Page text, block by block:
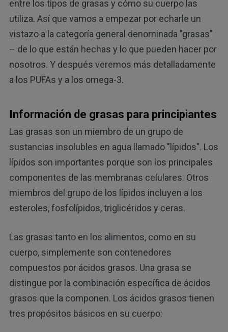
entre los tipos de grasas y cómo su cuerpo las
utiliza. Así que vamos a empezar por echarle un
vistazo a la categoría general denominada "grasas"
– de lo que están hechas y lo que pueden hacer por
nosotros. Y después veremos más detalladamente
a los PUFAs y a los omega-3.
Información de grasas para principiantes
Las grasas son un miembro de un grupo de
sustancias insolubles en agua llamado "lípidos". Los
lípidos son importantes porque son los principales
componentes de las membranas celulares. Otros
miembros del grupo de los lípidos incluyen a los
esteroles, fosfolípidos, triglicéridos y ceras.
Las grasas tanto en los alimentos, como en su
cuerpo, simplemente son contenedores
compuestos por ácidos grasos. Una grasa se
distingue por la combinación específica de ácidos
grasos que la componen. Los ácidos grasos tienen
tres propósitos básicos en su cuerpo: